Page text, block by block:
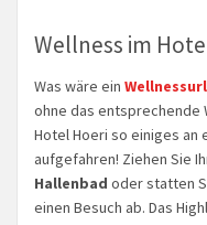
Wellness im
Was wäre ein
ohne das entsprechende
Hotel Hoeri so einiges an
aufgefahren! Ziehen Sie
Hallenbad oder statten
einen Besuch ab. Das